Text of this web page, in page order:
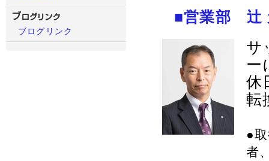
ブログリンク
■営業部 辻
サ
ー
休
転
●
者